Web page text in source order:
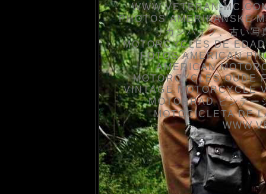
WWW.VETERAN-
PHOTOS AMERIKANSKE
リカンバイク、古い
MOTORCYCLES DE
FOTOS AMERICAN
AMERICAN
MOTORCYCLES OUDE
VINTAGE MOTORCYCLE
MOTORRAD ビンテ
MOTOCICLETA DE